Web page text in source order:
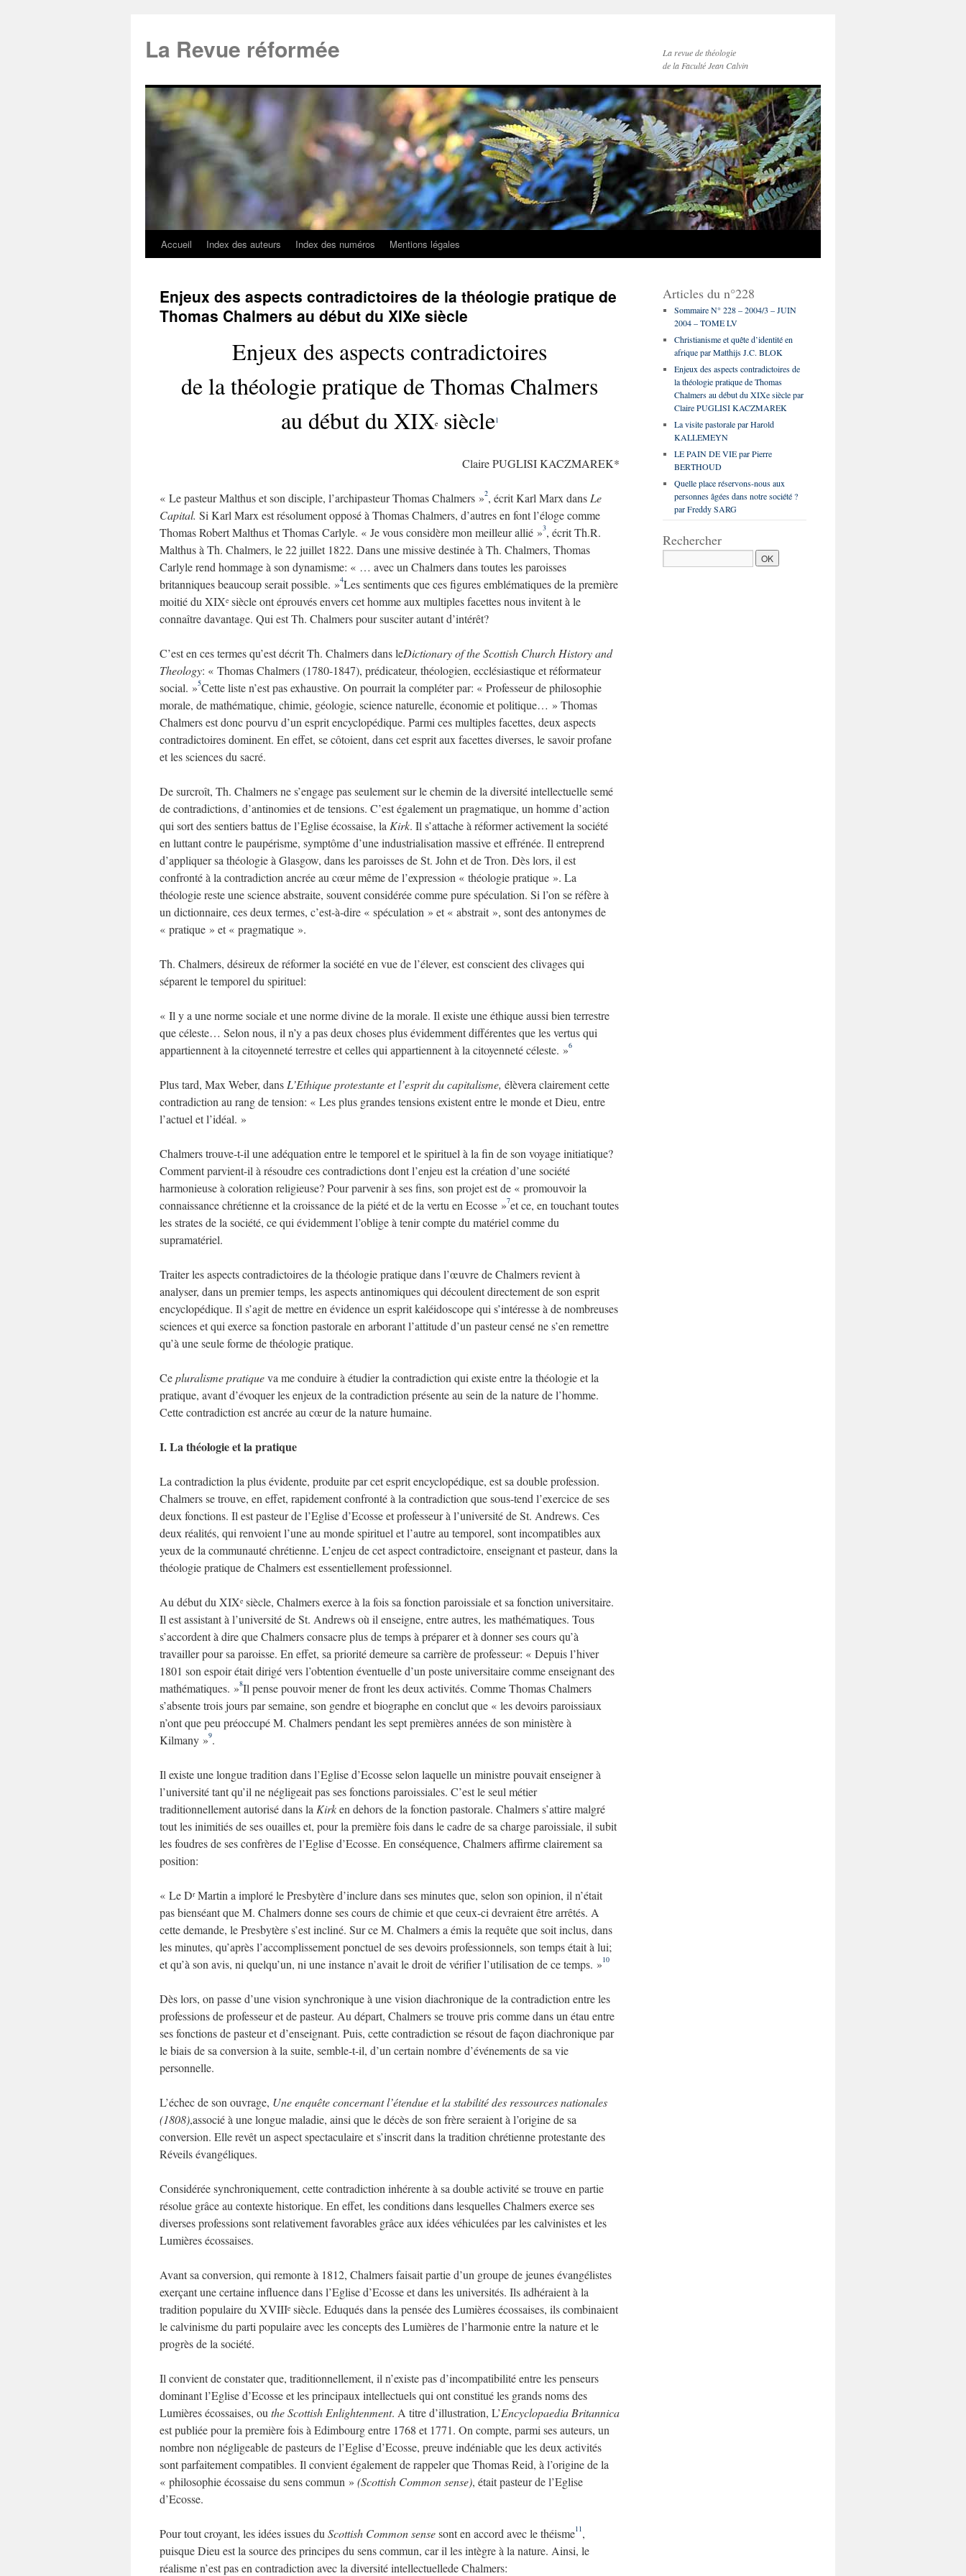
La Revue réformée
La revue de théologie
de la Faculté Jean Calvin
Accueil Index des auteurs Index des numéros Mentions légales
Enjeux des aspects contradictoires de la théologie pratique de
Thomas Chalmers au début du XIXe siècle
Enjeux des aspects contradictoires
de la théologie pratique de Thomas Chalmers
au début du XIXesiècle1
Claire PUGLISI KACZMAREK*
« Le pasteur Malthus et son disciple, l’archipasteur Thomas Chalmers »2, écrit Karl Marx dans Le
Capital. Si Karl Marx est résolument opposé à Thomas Chalmers, d’autres en font l’éloge comme
Thomas Robert Malthus et Thomas Carlyle. « Je vous considère mon meilleur allié »3, écrit Th.R.
Malthus à Th. Chalmers, le 22 juillet 1822. Dans une missive destinée à Th. Chalmers, Thomas
Carlyle rend hommage à son dynamisme: « … avec un Chalmers dans toutes les paroisses
britanniques beaucoup serait possible. »4Les sentiments que ces figures emblématiques de la première
moitié du XIXe siècle ont éprouvés envers cet homme aux multiples facettes nous invitent à le
connaître davantage. Qui est Th. Chalmers pour susciter autant d’intérêt?
C’est en ces termes qu’est décrit Th. Chalmers dans leDictionary of the Scottish Church History and
Theology: « Thomas Chalmers (1780-1847), prédicateur, théologien, ecclésiastique et réformateur
social. »5Cette liste n’est pas exhaustive. On pourrait la compléter par: « Professeur de philosophie
morale, de mathématique, chimie, géologie, science naturelle, économie et politique… » Thomas
Chalmers est donc pourvu d’un esprit encyclopédique. Parmi ces multiples facettes, deux aspects
contradictoires dominent. En effet, se côtoient, dans cet esprit aux facettes diverses, le savoir profane
et les sciences du sacré.
De surcroît, Th. Chalmers ne s’engage pas seulement sur le chemin de la diversité intellectuelle semé
de contradictions, d’antinomies et de tensions. C’est également un pragmatique, un homme d’action
qui sort des sentiers battus de l’Eglise écossaise, la Kirk. Il s’attache à réformer activement la société
en luttant contre le paupérisme, symptôme d’une industrialisation massive et effrénée. Il entreprend
d’appliquer sa théologie à Glasgow, dans les paroisses de St. John et de Tron. Dès lors, il est
confronté à la contradiction ancrée au cœur même de l’expression « théologie pratique ». La
théologie reste une science abstraite, souvent considérée comme pure spéculation. Si l’on se réfère à
un dictionnaire, ces deux termes, c’est-à-dire « spéculation » et « abstrait », sont des antonymes de
« pratique » et « pragmatique ».
Th. Chalmers, désireux de réformer la société en vue de l’élever, est conscient des clivages qui
séparent le temporel du spirituel:
« Il y a une norme sociale et une norme divine de la morale. Il existe une éthique aussi bien terrestre
que céleste… Selon nous, il n’y a pas deux choses plus évidemment différentes que les vertus qui
appartiennent à la citoyenneté terrestre et celles qui appartiennent à la citoyenneté céleste. »6
Plus tard, Max Weber, dans L’Ethique protestante et l’esprit du capitalisme, élèvera clairement cette
contradiction au rang de tension: « Les plus grandes tensions existent entre le monde et Dieu, entre
l’actuel et l’idéal. »
Chalmers trouve-t-il une adéquation entre le temporel et le spirituel à la fin de son voyage initiatique?
Comment parvient-il à résoudre ces contradictions dont l’enjeu est la création d’une société
harmonieuse à coloration religieuse? Pour parvenir à ses fins, son projet est de « promouvoir la
connaissance chrétienne et la croissance de la piété et de la vertu en Ecosse »7et ce, en touchant toutes
les strates de la société, ce qui évidemment l’oblige à tenir compte du matériel comme du
supramatériel.
Traiter les aspects contradictoires de la théologie pratique dans l’œuvre de Chalmers revient à
analyser, dans un premier temps, les aspects antinomiques qui découlent directement de son esprit
encyclopédique. Il s’agit de mettre en évidence un esprit kaléidoscope qui s’intéresse à de nombreuses
sciences et qui exerce sa fonction pastorale en arborant l’attitude d’un pasteur censé ne s’en remettre
qu’à une seule forme de théologie pratique.
Cepluralisme pratiqueva me conduire à étudier la contradiction qui existe entre la théologie et la
pratique, avant d’évoquer les enjeux de la contradiction présente au sein de la nature de l’homme.
Cette contradiction est ancrée au cœur de la nature humaine.
I. La théologie et la pratique
La contradiction la plus évidente, produite par cet esprit encyclopédique, est sa double profession.
Chalmers se trouve, en effet, rapidement confronté à la contradiction que sous-tend l’exercice de ses
deux fonctions. Il est pasteur de l’Eglise d’Ecosse et professeur à l’université de St. Andrews. Ces
deux réalités, qui renvoient l’une au monde spirituel et l’autre au temporel, sont incompatibles aux
yeux de la communauté chrétienne. L’enjeu de cet aspect contradictoire, enseignant et pasteur, dans la
théologie pratique de Chalmers est essentiellement professionnel.
Au début du XIXe siècle, Chalmers exerce à la fois sa fonction paroissiale et sa fonction universitaire.
Il est assistant à l’université de St. Andrews où il enseigne, entre autres, les mathématiques. Tous
s’accordent à dire que Chalmers consacre plus de temps à préparer et à donner ses cours qu’à
travailler pour sa paroisse. En effet, sa priorité demeure sa carrière de professeur: « Depuis l’hiver
1801 son espoir était dirigé vers l’obtention éventuelle d’un poste universitaire comme enseignant des
mathématiques. »8Il pense pouvoir mener de front les deux activités. Comme Thomas Chalmers
s’absente trois jours par semaine, son gendre et biographe en conclut que « les devoirs paroissiaux
n’ont que peu préoccupé M. Chalmers pendant les sept premières années de son ministère à
Kilmany »9.
Il existe une longue tradition dans l’Eglise d’Ecosse selon laquelle un ministre pouvait enseigner à
l’université tant qu’il ne négligeait pas ses fonctions paroissiales. C’est le seul métier
traditionnellement autorisé dans la Kirken dehors de la fonction pastorale. Chalmers s’attire malgré
tout les inimitiés de ses ouailles et, pour la première fois dans le cadre de sa charge paroissiale, il subit
les foudres de ses confrères de l’Eglise d’Ecosse. En conséquence, Chalmers affirme clairement sa
position:
« Le DrMartin a imploré le Presbytère d’inclure dans ses minutes que, selon son opinion, il n’était
pas bienséant que M. Chalmers donne ses cours de chimie et que ceux-ci devraient être arrêtés. A
cette demande, le Presbytère s’est incliné. Sur ce M. Chalmers a émis la requête que soit inclus, dans
les minutes, qu’après l’accomplissement ponctuel de ses devoirs professionnels, son temps était à lui;
et qu’à son avis, ni quelqu’un, ni une instance n’avait le droit de vérifier l’utilisation de ce temps. »10
Dès lors, on passe d’une vision synchronique à une vision diachronique de la contradiction entre les
professions de professeur et de pasteur. Au départ, Chalmers se trouve pris comme dans un étau entre
ses fonctions de pasteur et d’enseignant. Puis, cette contradiction se résout de façon diachronique par
le biais de sa conversion à la suite, semble-t-il, d’un certain nombre d’événements de sa vie
personnelle.
L’échec de son ouvrage, Une enquête concernant l’étendue et la stabilité des ressources nationales
(1808),associé à une longue maladie, ainsi que le décès de son frère seraient à l’origine de sa
conversion. Elle revêt un aspect spectaculaire et s’inscrit dans la tradition chrétienne protestante des
Réveils évangéliques.
Considérée synchroniquement, cette contradiction inhérente à sa double activité se trouve en partie
résolue grâce au contexte historique. En effet, les conditions dans lesquelles Chalmers exerce ses
diverses professions sont relativement favorables grâce aux idées véhiculées par les calvinistes et les
Lumières écossaises.
Avant sa conversion, qui remonte à 1812, Chalmers faisait partie d’un groupe de jeunes évangélistes
exerçant une certaine influence dans l’Eglise d’Ecosse et dans les universités. Ils adhéraient à la
tradition populaire du XVIIIe siècle. Eduqués dans la pensée des Lumières écossaises, ils combinaient
le calvinisme du parti populaire avec les concepts des Lumières de l’harmonie entre la nature et le
progrès de la société.
Il convient de constater que, traditionnellement, il n’existe pas d’incompatibilité entre les penseurs
dominant l’Eglise d’Ecosse et les principaux intellectuels qui ont constitué les grands noms des
Lumières écossaises, ou the Scottish Enlightenment. A titre d’illustration, L’Encyclopaedia Britannica
est publiée pour la première fois à Edimbourg entre 1768 et 1771. On compte, parmi ses auteurs, un
nombre non négligeable de pasteurs de l’Eglise d’Ecosse, preuve indéniable que les deux activités
sont parfaitement compatibles. Il convient également de rappeler que Thomas Reid, à l’origine de la
« philosophie écossaise du sens commun » (Scottish Common sense), était pasteur de l’Eglise
d’Ecosse.
Pour tout croyant, les idées issues du Scottish Common sensesont en accord avec le théisme11,
puisque Dieu est la source des principes du sens commun, car il les intègre à la nature. Ainsi, le
réalisme n’est pas en contradiction avec la diversité intellectuellede Chalmers:
Articles du n°228
Sommaire N° 228 – 2004/3 – JUIN
2004 – TOME LV
Christianisme et quête d’identité en
afrique par Matthijs J.C. BLOK
Enjeux des aspects contradictoires de
la théologie pratique de Thomas
Chalmers au début du XIXe siècle par
Claire PUGLISI KACZMAREK
La visite pastorale par Harold
KALLEMEYN
LE PAIN DE VIE par Pierre
BERTHOUD
Quelle place réservons-nous aux
personnes âgées dans notre société ?
par Freddy SARG
Rechercher